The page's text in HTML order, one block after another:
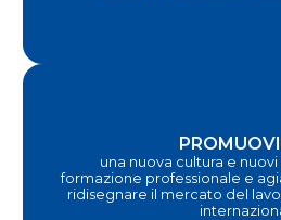
una nuova cultura e
formazione professionale e
ridisegnare il mercato del